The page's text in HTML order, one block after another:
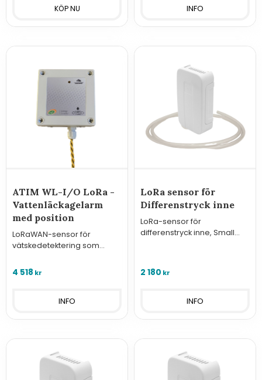
INFO
ATIM WL-I/O LoRa -
Vattenläckagelarm
med position
LoRaWAN-sensor för
vätskedetektering som
har inbyggt ljudlarm.
4 518 kr
INFO
LoRa sensor för
Differenstryck inne
LoRa-sensor för
differenstryck inne, Small
2 180 kr
INFO